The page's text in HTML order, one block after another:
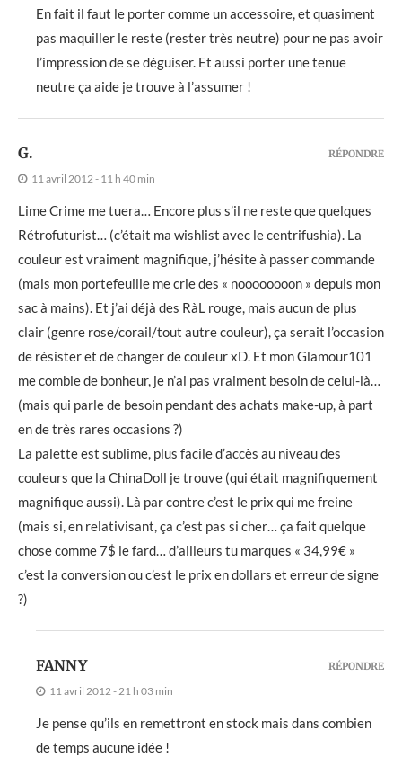
En fait il faut le porter comme un accessoire, et quasiment
pas maquiller le reste (rester très neutre) pour ne pas avoir
l’impression de se déguiser. Et aussi porter une tenue
neutre ça aide je trouve à l’assumer !
G.
11 avril 2012 - 11 h 40 min
Lime Crime me tuera… Encore plus s’il ne reste que quelques
Rétrofuturist… (c’était ma wishlist avec le centrifushia). La
couleur est vraiment magnifique, j’hésite à passer commande
(mais mon portefeuille me crie des « noooooooon » depuis mon
sac à mains). Et j’ai déjà des RàL rouge, mais aucun de plus
clair (genre rose/corail/tout autre couleur), ça serait l’occasion
de résister et de changer de couleur xD. Et mon Glamour101
me comble de bonheur, je n’ai pas vraiment besoin de celui-là…
(mais qui parle de besoin pendant des achats make-up, à part
en de très rares occasions ?)
La palette est sublime, plus facile d’accès au niveau des
couleurs que la ChinaDoll je trouve (qui était magnifiquement
magnifique aussi). Là par contre c’est le prix qui me freine
(mais si, en relativisant, ça c’est pas si cher… ça fait quelque
chose comme 7$ le fard… d’ailleurs tu marques « 34,99€ »
c’est la conversion ou c’est le prix en dollars et erreur de signe
?)
RÉPONDRE
FANNY
11 avril 2012 - 21 h 03 min
Je pense qu’ils en remettront en stock mais dans combien
de temps aucune idée !
RÉPONDRE